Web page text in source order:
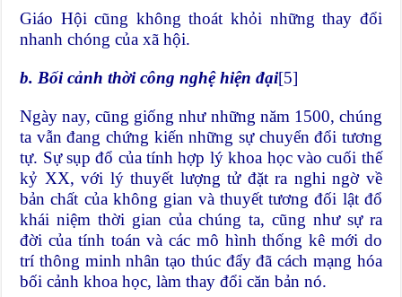
Giáo Hội cũng không thoát khỏi những thay đổi
nhanh chóng của xã hội.
b. Bối cảnh thời công nghệ hiện đại[5]
Ngày nay, cũng giống như những năm 1500, chúng
ta vẫn đang chứng kiến những sự chuyển đổi tương
tự. Sự sụp đổ của tính hợp lý khoa học vào cuối thế
kỷ XX, với lý thuyết lượng tử đặt ra nghi ngờ về
bản chất của không gian và thuyết tương đối lật đổ
khái niệm thời gian của chúng ta, cũng như sự ra
đời của tính toán và các mô hình thống kê mới do
trí thông minh nhân tạo thúc đẩy đã cách mạng hóa
bối cảnh khoa học, làm thay đổi căn bản nó.